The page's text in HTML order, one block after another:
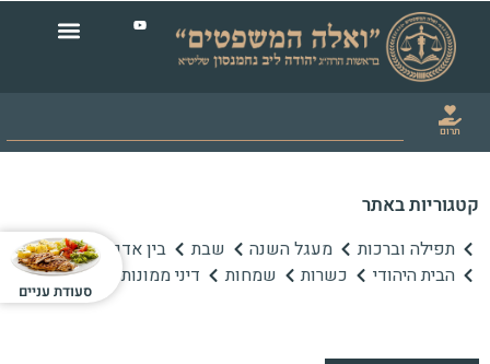
תרום
קטגוריות באתר
תפילה וברכות מעגל השנה שבת
בין אדם לחברו
הבית היהודי
כשרות שמחות דיני ממונות
סעודת עניים